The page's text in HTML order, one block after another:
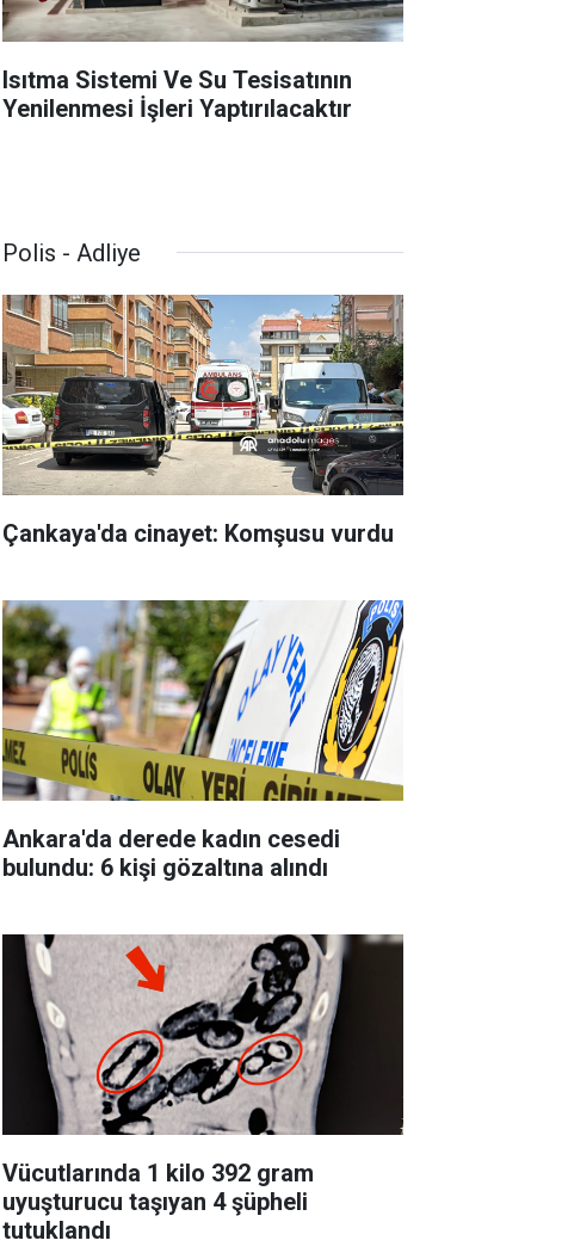
Isıtma Sistemi Ve Su Tesisatının
Yenilenmesi İşleri Yaptırılacaktır
Polis - Adliye
Çankaya'da cinayet: Komşusu vurdu
Ankara'da derede kadın cesedi
bulundu: 6 kişi gözaltına alındı
Vücutlarında 1 kilo 392 gram
uyuşturucu taşıyan 4 şüpheli
tutuklandı